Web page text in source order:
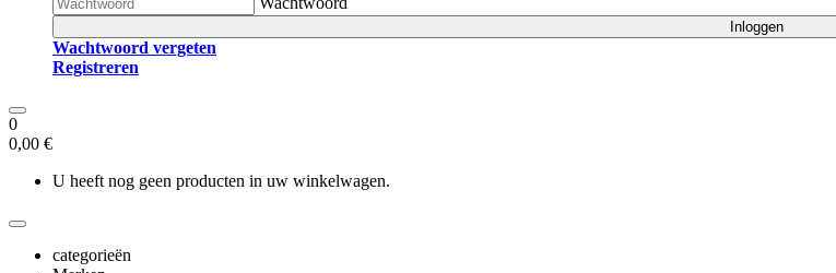
Inloggen
Wachtwoord vergeten
Registreren
0
0,00 €
U heeft nog geen producten in uw winkelwagen.
categorieën